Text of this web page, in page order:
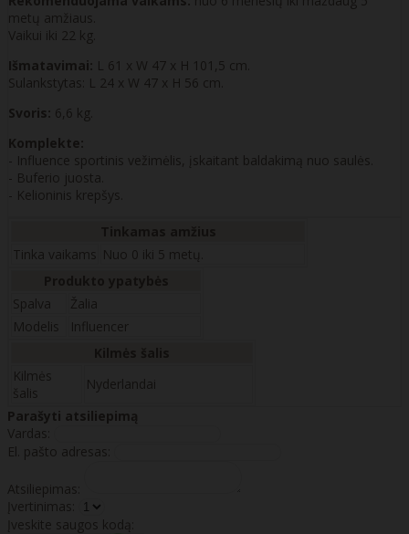
metų amžiaus.
Vaikui iki 22 kg.
Išmatavimai: L 61 x W 47 x H 101,5 cm.
Sulankstytas: L 24 x W 47 x H 56 cm.
Svoris: 6,6 kg.
Komplekte:
- Influence sportinis vežimėlis, įskaitant baldakimą nuo saulės.
- Buferio juosta.
- Kelioninis krepšys.
Tinka vaikams Nuo 0 iki 5 metų.
Spalva
Žalia
Modelis
Influencer
Kilmės
šalis
Nyderlandai
Parašyti atsiliepimą
Vardas:
El. pašto adresas:
Atsiliepimas:
Įvertinimas:
Įveskite saugos kodą: